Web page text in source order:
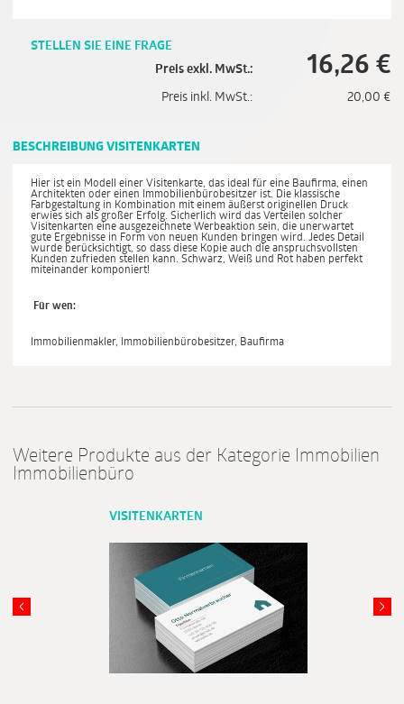
STELLEN SIE EINE FRAGE
Preis exkl. MwSt.:
16,26 €
Preis inkl. MwSt.: 20,00 €
BESCHREIBUNG VISITENKARTEN
Hier ist ein Modell einer Visitenkarte, das ideal für eine Baufirma, einen
Architekten oder einen Immobilienbürobesitzer ist. Die klassische
Farbgestaltung in Kombination mit einem äußerst originellen Druck
erwies sich als großer Erfolg. Sicherlich wird das Verteilen solcher
Visitenkarten eine ausgezeichnete Werbeaktion sein, die unerwartet
gute Ergebnisse in Form von neuen Kunden bringen wird. Jedes Detail
wurde berücksichtigt, so dass diese Kopie auch die anspruchsvollsten
Kunden zufrieden stellen kann. Schwarz, Weiß und Rot haben perfekt
miteinander komponiert!
Für wen:
Immobilienmakler, Immobilienbürobesitzer, Baufirma
Weitere Produkte aus der Kategorie Immobilien
Immobilienbüro
VISITENKARTEN